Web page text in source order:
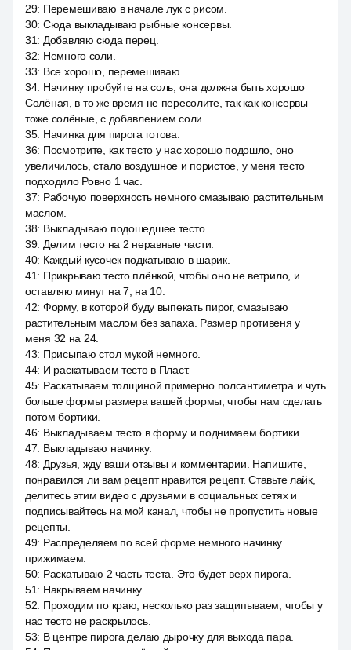
29: Перемешиваю в начале лук с рисом.
30: Сюда выкладываю рыбные консервы.
31: Добавляю сюда перец.
32: Немного соли.
33: Все хорошо, перемешиваю.
34: Начинку пробуйте на соль, она должна быть хорошо
Солёная, в то же время не пересолите, так как консервы
тоже солёные, с добавлением соли.
35: Начинка для пирога готова.
36: Посмотрите, как тесто у нас хорошо подошло, оно
увеличилось, стало воздушное и пористое, у меня тесто
подходило Ровно 1 час.
37: Рабочую поверхность немного смазываю растительным
маслом.
38: Выкладываю подошедшее тесто.
39: Делим тесто на 2 неравные части.
40: Каждый кусочек подкатываю в шарик.
41: Прикрываю тесто плёнкой, чтобы оно не ветрило, и
оставляю минут на 7, на 10.
42: Форму, в которой буду выпекать пирог, смазываю
растительным маслом без запаха. Размер противеня у
меня 32 на 24.
43: Присыпаю стол мукой немного.
44: И раскатываем тесто в Пласт.
45: Раскатываем толщиной примерно полсантиметра и чуть
больше формы размера вашей формы, чтобы нам сделать
потом бортики.
46: Выкладываем тесто в форму и поднимаем бортики.
47: Выкладываю начинку.
48: Друзья, жду ваши отзывы и комментарии. Напишите,
понравился ли вам рецепт нравится рецепт. Ставьте лайк,
делитесь этим видео с друзьями в социальных сетях и
подписывайтесь на мой канал, чтобы не пропустить новые
рецепты.
49: Распределяем по всей форме немного начинку
прижимаем.
50: Раскатываю 2 часть теста. Это будет верх пирога.
51: Накрываем начинку.
52: Проходим по краю, несколько раз защипываем, чтобы у
нас тесто не раскрылось.
53: В центре пирога делаю дырочку для выхода пара.